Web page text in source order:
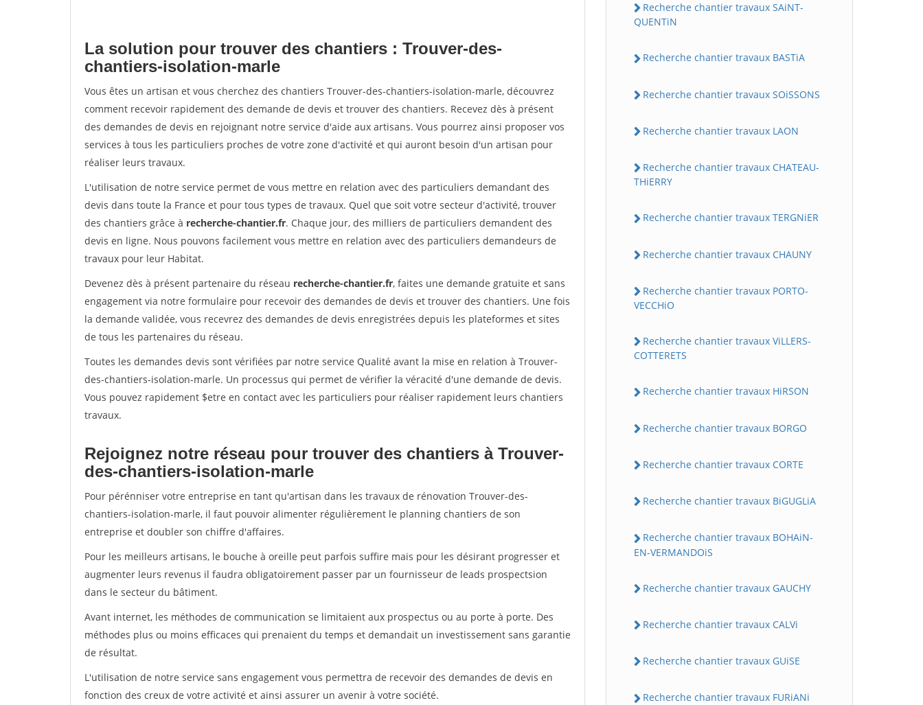
La solution pour trouver des chantiers : Trouver-des-
chantiers-isolation-marle
Vous êtes un artisan et vous cherchez des chantiers Trouver-des-chantiers-isolation-marle, découvrez
comment recevoir rapidement des demande de devis et trouver des chantiers. Recevez dès à présent
des demandes de devis en rejoignant notre service d'aide aux artisans. Vous pourrez ainsi proposer vos
services à tous les particuliers proches de votre zone d'activité et qui auront besoin d'un artisan pour
réaliser leurs travaux.
L'utilisation de notre service permet de vous mettre en relation avec des particuliers demandant des
devis dans toute la France et pour tous types de travaux. Quel que soit votre secteur d'activité, trouver
des chantiers grâce à recherche-chantier.fr. Chaque jour, des milliers de particuliers demandent des
devis en ligne. Nous pouvons facilement vous mettre en relation avec des particuliers demandeurs de
travaux pour leur Habitat.
Devenez dès à présent partenaire du réseau recherche-chantier.fr, faites une demande gratuite et sans
engagement via notre formulaire pour recevoir des demandes de devis et trouver des chantiers. Une fois
la demande validée, vous recevrez des demandes de devis enregistrées depuis les plateformes et sites
de tous les partenaires du réseau.
Toutes les demandes devis sont vérifiées par notre service Qualité avant la mise en relation à Trouver-
des-chantiers-isolation-marle. Un processus qui permet de vérifier la véracité d'une demande de devis.
Vous pouvez rapidement $etre en contact avec les particuliers pour réaliser rapidement leurs chantiers
travaux.
Rejoignez notre réseau pour trouver des chantiers à Trouver-
des-chantiers-isolation-marle
Pour pérénniser votre entreprise en tant qu'artisan dans les travaux de rénovation Trouver-des-
chantiers-isolation-marle, il faut pouvoir alimenter régulièrement le planning chantiers de son
entreprise et doubler son chiffre d'affaires.
Pour les meilleurs artisans, le bouche à oreille peut parfois suffire mais pour les désirant progresser et
augmenter leurs revenus il faudra obligatoirement passer par un fournisseur de leads prospectsion
dans le secteur du bâtiment.
Avant internet, les méthodes de communication se limitaient aux prospectus ou au porte à porte. Des
méthodes plus ou moins efficaces qui prenaient du temps et demandait un investissement sans garantie
de résultat.
L'utilisation de notre service sans engagement vous permettra de recevoir des demandes de devis en
fonction des creux de votre activité et ainsi assurer un avenir à votre société.
Recherche chantier travaux SAiNT-
QUENTiN
Recherche chantier travaux BASTiA
Recherche chantier travaux SOiSSONS
Recherche chantier travaux LAON
Recherche chantier travaux CHATEAU-
THiERRY
Recherche chantier travaux TERGNiER
Recherche chantier travaux CHAUNY
Recherche chantier travaux PORTO-
VECCHiO
Recherche chantier travaux ViLLERS-
COTTERETS
Recherche chantier travaux HiRSON
Recherche chantier travaux BORGO
Recherche chantier travaux CORTE
Recherche chantier travaux BiGUGLiA
Recherche chantier travaux BOHAiN-
EN-VERMANDOiS
Recherche chantier travaux GAUCHY
Recherche chantier travaux CALVi
Recherche chantier travaux GUiSE
Recherche chantier travaux FURiANi